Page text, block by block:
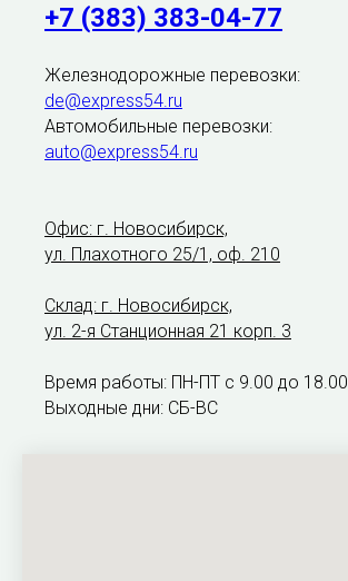
+7 (383) 383-04-77
Железнодорожные перевозки:
de@express54.ru
Автомобильные перевозки:
auto@express54.ru
Офис: г. Новосибирск,
ул. Плахотного 25/1, оф. 210
Склад: г. Новосибирск,
ул. 2-я Станционная 21 корп. 3
Время работы: ПН-ПТ с 9.00 до 18.00
Выходные дни: СБ-ВС